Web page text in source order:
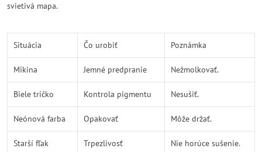
svietivá mapa.
Situácia Čo urobiť Poznámka
Mikina Jemné predpranie Nežmolkovať.
Biele tričko Kontrola pigmentu Nesušiť.
Neónová farba Opakovať Môže držať.
Starší fľak Trpezlivosť Nie horúce sušenie.